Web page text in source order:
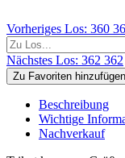
Vorheriges Los: 360
Nächstes Los: 362 362
Zu Favoriten hinzufügen
Beschreibung
Wichtige
Nachverkauf